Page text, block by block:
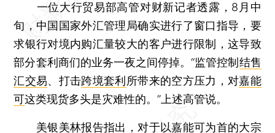
一位大行贸易部高管对财新记者透露，8月中
旬，中国国家外汇管理局确实进行了窗口指导，要
求银行对境内购汇量较大的客户进行限制，这导致
部分套利商们的业务一夜之间停掉。“监管控制 结售
汇交易、打击跨境套利 所带来的空方压力，对嘉能
可这类现货多头是灾难性的。”上述高管说。
美银美林报告指出，对于以嘉能可为首的大宗